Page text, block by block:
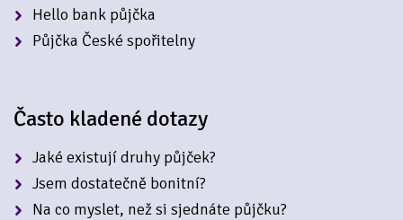
Hello bank půjčka
Půjčka České spořitelny
Často kladené dotazy
Jaké existují druhy půjček?
Jsem dostatečně bonitní?
Na co myslet, než si sjednáte půjčku?